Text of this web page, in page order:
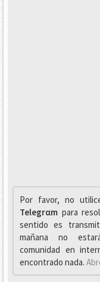
Por favor, no
Telegrαm para
sentido es
mañana no
comunidad en
encontrado nada.